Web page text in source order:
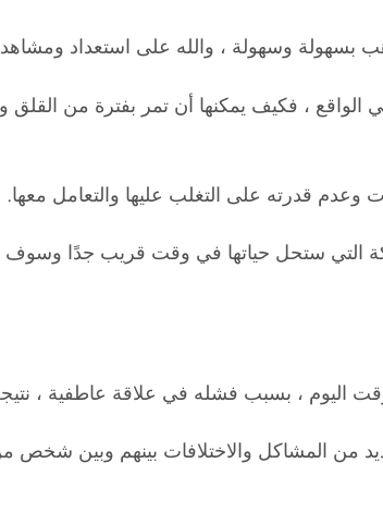
بسهولة وسهولة ، والله على استعداد ومشاهدة
الواقع ، فكيف يمكنها أن تمر بفترة من
قدرته على التغلب عليها والتعامل معها.
التي ستحل حياتها في وقت قريب جدًا
اليوم ، بسبب فشله في علاقة عاطفية ،
من المشاكل والاختلافات بينهم وبين شخص